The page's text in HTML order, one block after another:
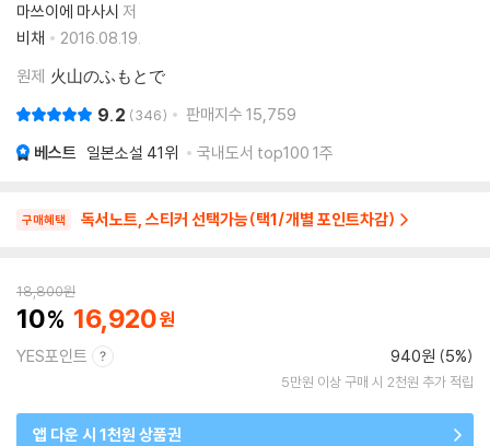
마쓰이에 마사시 저
비채
2016.08.19.
원제 火山のふもとで
9.2 346 판매지수 15,759
베스트 일본소설 41위 국내도서 top100 1주
구매혜택 독서노트, 스티커 선택가능(택1/개별 포인트차감)
18,800원
10 16,920
YES포인트 940원 (5%)
5만원 이상 구매 시 2천원 추가 적립
앱 다운 시 1천원 상품권